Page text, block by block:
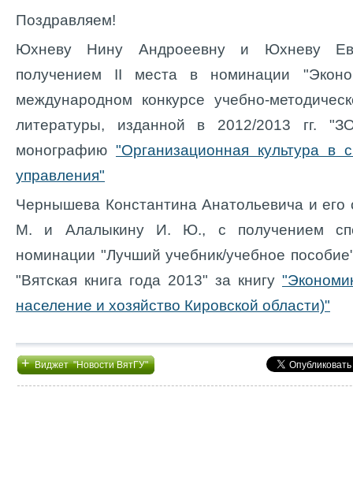
Поздравляем!
Юхневу Нину Андроеевну и Юхневу
получением II места в номинации
международном конкурсе учебно-
литературы, изданной в 2012/2013 гг.
монографию "Организационная культура в
управления"
Чернышева Константина Анатольевича и его
М. и Алалыкину И. Ю., с получением
номинации "Лучший учебник/учебное
"Вятская книга года 2013" за книгу
население и хозяйство Кировской области)"
+Виджет "Новости ВятГУ"